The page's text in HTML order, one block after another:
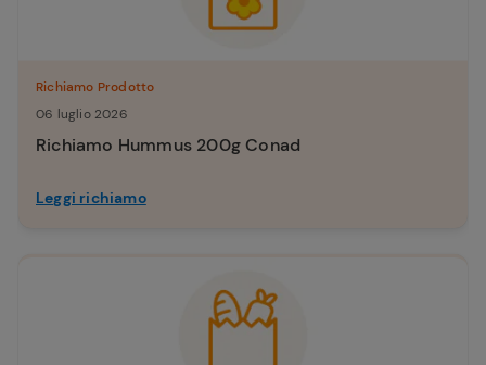
Richiamo Prodotto
06 luglio 2026
Richiamo Hummus 200g Conad
Leggi richiamo